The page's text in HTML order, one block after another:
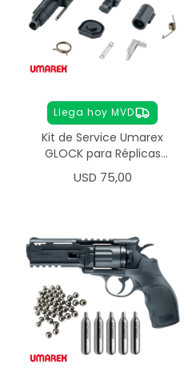
Llega hoy MVD
Kit de Service Umarex
GLOCK para Réplicas
Airsoft 6 mm
USD 75,00